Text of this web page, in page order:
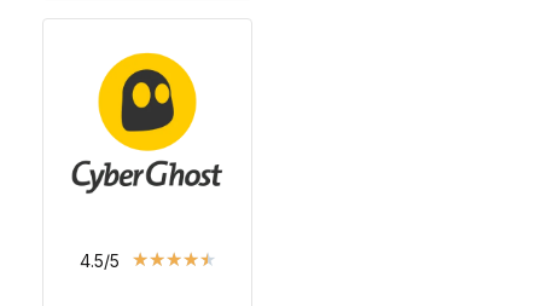
4.5/5 ★★★★★